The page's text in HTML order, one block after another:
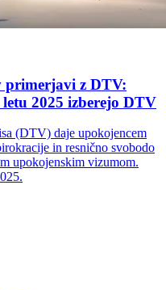
primerjavi z DTV:
2025 izberejo DTV
(DTV) daje upokojencem
in resnično svobodo
upokojenskim vizumom.